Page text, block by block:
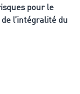
pour le
l’intégralité du